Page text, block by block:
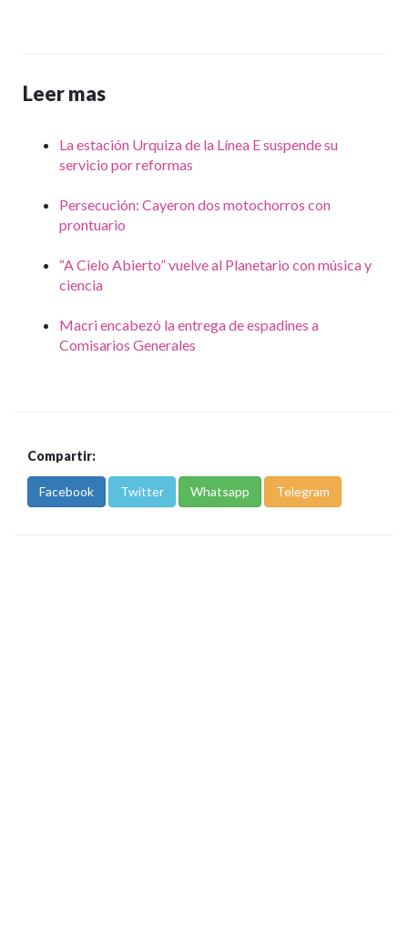
Leer mas
La estación Urquiza de la Línea E suspende su
servicio por reformas
Persecución: Cayeron dos motochorros con
prontuario
“A Cielo Abierto” vuelve al Planetario con música y
ciencia
Macri encabezó la entrega de espadines a
Comisarios Generales
Compartir:
Facebook Twitter Whatsapp Telegram